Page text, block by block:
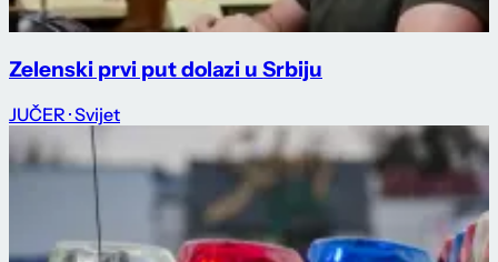
Zelenski prvi put dolazi u Srbiju
JUČER · Svijet